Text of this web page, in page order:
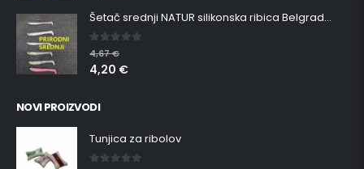
Šetač srednji NATUR silikonska ribica Belgrade Walker
0 out of 5
4,67€
4,20 €
NOVI PROIZVODI
Tunjica za ribolov